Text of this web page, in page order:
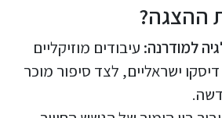
ההצגה?
למודרנה: עיבודים מוזיקליים
ישראליים, לצד סיפור מוכר